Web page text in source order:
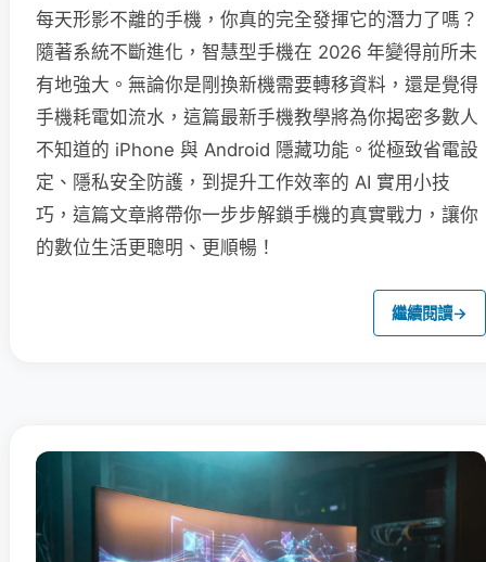
每天形影不離的手機，你真的完全發揮它的潛力了嗎？
隨著系統不斷進化，智慧型手機在 2026 年變得前所未
有地強大。無論你是剛換新機需要轉移資料，還是覺得
手機耗電如流水，這篇最新手機教學將為你揭密多數人
不知道的 iPhone 與 Android 隱藏功能。從極致省電設
定、隱私安全防護，到提升工作效率的 AI 實用小技
巧，這篇文章將帶你一步步解鎖手機的真實戰力，讓你
的數位生活更聰明、更順暢！
繼續閱讀→